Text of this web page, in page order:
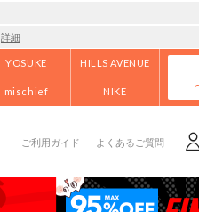
詳細
YOSUKE HILLS AVENUE
mischief NIKE
ご利用ガイド よくあるご質問